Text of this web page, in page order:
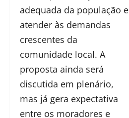
adequada da população e
atender às demandas
crescentes da
comunidade local. A
proposta ainda será
discutida em plenário,
mas já gera expectativa
entre os moradores e